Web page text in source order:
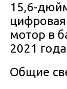
15,6-
мотор в
2021 года
Общие